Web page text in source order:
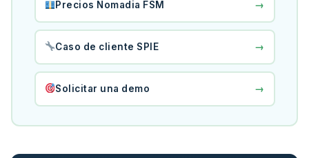
Precios Nomadia FSM →
Caso de cliente SPIE →
Solicitar una demo →